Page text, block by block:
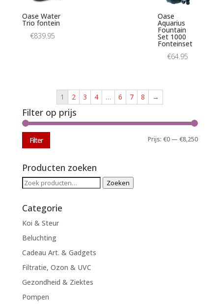
Oase Water
Trio fontein
€839.95
Oase
Aquarius
Fountain
Set 1000
Fonteinset
€64.95
1 2 3 4 … 6 7 8 →
Filter op prijs
Min.
Max.
Filter Prijs:€0 —€8,250
Producten zoeken
Zoeken
Zoeken
Categorie
Koi & Steur
Beluchting
Cadeau Art. & Gadgets
Filtratie, Ozon & UVC
Gezondheid & Ziektes
Pompen